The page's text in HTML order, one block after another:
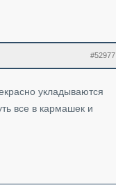
#52977
укладываются
все в кармашек и